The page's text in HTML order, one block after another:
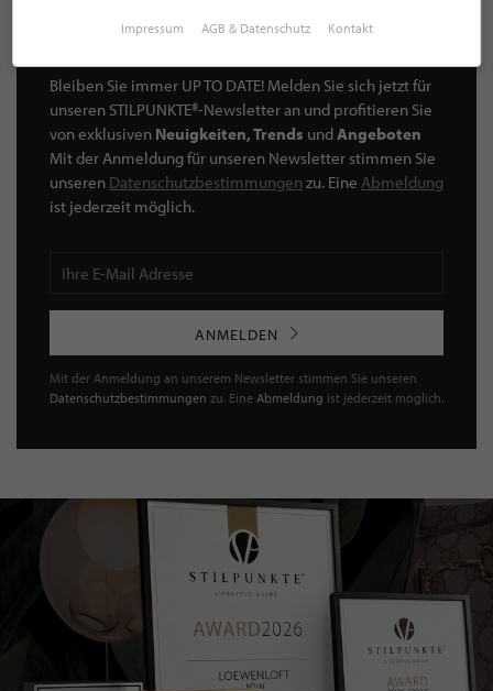
Bleiben Sie immer UP TO DATE! Melden Sie sich jetzt für
unseren STILPUNKTE®-Newsletter an und profitieren Sie
von exklusiven Neuigkeiten, Trends undAngeboten
Mit der Anmeldung für unseren Newsletter stimmen Sie
unseren Datenschutzbestimmungen zu. Eine Abmeldung
ist jederzeit möglich.
ANMELDEN
Mit der Anmeldung an unserem Newsletter stimmen Sie unseren
Datenschutzbestimmungen zu. Eine Abmeldung ist jederzeit möglich.
Impressum AGB & Datenschutz Kontakt